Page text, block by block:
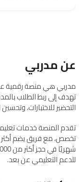
عن مدربي
مدربي هي منصة رقمية
تهدف إلى ربط الطلاب
التحضير للاختبارات،
للدعم التعليمي عن بعد.